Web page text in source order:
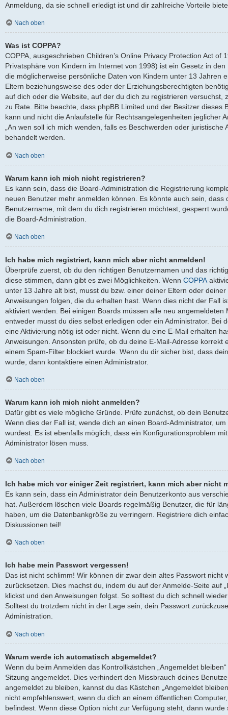
Anmeldung, da sie schnell erledigt ist und dir zahlreiche Vorteile
Nach oben
Was ist COPPA?
COPPA, ausgeschrieben Children’s Online Privacy Protection Act of
Privatsphäre von Kindern im Internet von 1998) ist ein Gesetz in
die möglicherweise persönliche Daten von Kindern unter 13 Jahren
Eltern beziehungsweise des oder der Erziehungsberechtigten
auf dich oder die Website, auf der du dich zu registrieren versuchst,
zu Rate. Bitte beachte, dass phpBB Limited und der Besitzer dieses
kann und nicht die Anlaufstelle für Rechtsangelegenheiten jeglicher
„An wen soll ich mich wenden, falls es Beschwerden oder juristische
behandelt werden.
Nach oben
Warum kann ich mich nicht registrieren?
Es kann sein, dass die Board-Administration die Registrierung
neuen Benutzer mehr anmelden können. Es könnte auch sein, dass
Benutzername, mit dem du dich registrieren möchtest, gesperrt
die Board-Administration.
Nach oben
Ich habe mich registriert, kann mich aber nicht anmelden!
Überprüfe zuerst, ob du den richtigen Benutzernamen und das
diese stimmen, dann gibt es zwei Möglichkeiten. Wenn COPPA
unter 13 Jahre alt bist, musst du bzw. einer deiner Eltern oder
Anweisungen folgen, die du erhalten hast. Wenn dies nicht der Fall
aktiviert werden. Bei einigen Boards müssen alle neu
entweder musst du dies selbst erledigen oder ein Administrator. Bei
eine Aktivierung nötig ist oder nicht. Wenn du eine E-Mail erhalten
Anweisungen. Ansonsten prüfe, ob du deine E-Mail-Adresse korrekt
einem Spam-Filter blockiert wurde. Wenn du dir sicher bist, dass
wurde, dann kontaktiere einen Administrator.
Nach oben
Warum kann ich mich nicht anmelden?
Dafür gibt es viele mögliche Gründe. Prüfe zunächst, ob dein
Wenn dies der Fall ist, wende dich an einen Board-Administrator,
wurdest. Es ist ebenfalls möglich, dass ein Konfigurationsproblem
Administrator lösen muss.
Nach oben
Ich habe mich vor einiger Zeit registriert, kann mich aber nicht
Es kann sein, dass ein Administrator dein Benutzerkonto aus
hat. Außerdem löschen viele Boards regelmäßig Benutzer, die für
haben, um die Datenbankgröße zu verringern. Registriere dich
Diskussionen teil!
Nach oben
Ich habe mein Passwort vergessen!
Das ist nicht schlimm! Wir können dir zwar dein altes Passwort nicht
zurücksetzen. Dies machst du, indem du auf der Anmelde-Seite auf
klickst und den Anweisungen folgst. So solltest du dich schnell
Solltest du trotzdem nicht in der Lage sein, dein Passwort
Administration.
Nach oben
Warum werde ich automatisch abgemeldet?
Wenn du beim Anmelden das Kontrollkästchen „Angemeldet
Sitzung angemeldet. Dies verhindert den Missbrauch deines
angemeldet zu bleiben, kannst du das Kästchen „Angemeldet
nicht empfehlenswert, wenn du dich an einem öffentlichen
befindest. Wenn diese Option nicht zur Verfügung steht, dann